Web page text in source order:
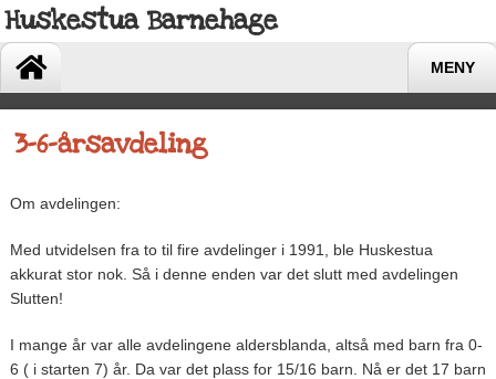
Huskestua Barnehage
MENY
3-6-årsavdeling
Om avdelingen:
Med utvidelsen fra to til fire avdelinger i 1991, ble Huskestua
akkurat stor nok. Så i denne enden var det slutt med avdelingen
Slutten!
I mange år var alle avdelingene aldersblanda, altså med barn fra 0-
6 ( i starten 7) år. Da var det plass for 15/16 barn. Nå er det 17 barn